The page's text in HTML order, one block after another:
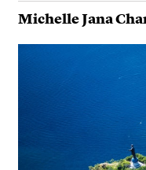
Michelle Jana